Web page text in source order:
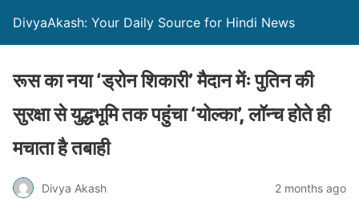
DivyaAkash: Your Daily Source for Hindi News
रूस का नया ‘ड्रोन शिकारी’ मैदान मेंः पुतिन की
सुरक्षा से युद्धभूमि तक पहुंचा ‘योल्का’, लॉन्च होते ही
मचाता है तबाही
Divya Akash 2 months ago